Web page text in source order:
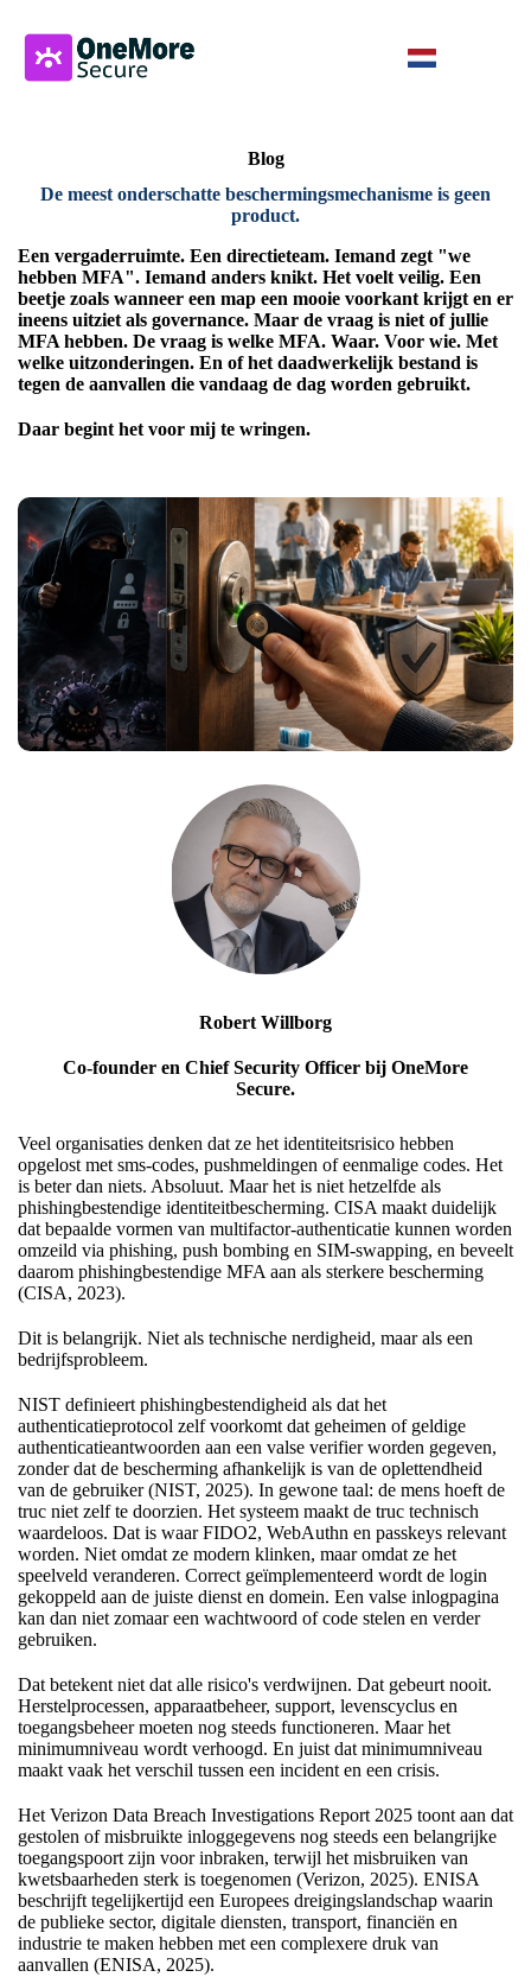
Blog
De meest onderschatte beschermingsmechanisme is geen
product.
Een vergaderruimte. Een directieteam. Iemand zegt "we
hebben MFA". Iemand anders knikt. Het voelt veilig. Een
beetje zoals wanneer een map een mooie voorkant krijgt en er
ineens uitziet als governance. Maar de vraag is niet of jullie
MFA hebben. De vraag is welke MFA. Waar. Voor wie. Met
welke uitzonderingen. En of het daadwerkelijk bestand is
tegen de aanvallen die vandaag de dag worden gebruikt.
Daar begint het voor mij te wringen.
Robert Willborg
Co-founder en Chief Security Officer bij OneMore
Secure.
Veel organisaties denken dat ze het identiteitsrisico hebben
opgelost met sms-codes, pushmeldingen of eenmalige codes. Het
is beter dan niets. Absoluut. Maar het is niet hetzelfde als
phishingbestendige identiteitbescherming. CISA maakt duidelijk
dat bepaalde vormen van multifactor-authenticatie kunnen worden
omzeild via phishing, push bombing en SIM-swapping, en beveelt
daarom phishingbestendige MFA aan als sterkere bescherming
(CISA, 2023).
Dit is belangrijk. Niet als technische nerdigheid, maar als een
bedrijfsprobleem.
NIST definieert phishingbestendigheid als dat het
authenticatieprotocol zelf voorkomt dat geheimen of geldige
authenticatieantwoorden aan een valse verifier worden gegeven,
zonder dat de bescherming afhankelijk is van de oplettendheid
van de gebruiker (NIST, 2025). In gewone taal: de mens hoeft de
truc niet zelf te doorzien. Het systeem maakt de truc technisch
waardeloos. Dat is waar FIDO2, WebAuthn en passkeys relevant
worden. Niet omdat ze modern klinken, maar omdat ze het
speelveld veranderen. Correct geïmplementeerd wordt de login
gekoppeld aan de juiste dienst en domein. Een valse inlogpagina
kan dan niet zomaar een wachtwoord of code stelen en verder
gebruiken.
Dat betekent niet dat alle risico's verdwijnen. Dat gebeurt nooit.
Herstelprocessen, apparaatbeheer, support, levenscyclus en
toegangsbeheer moeten nog steeds functioneren. Maar het
minimumniveau wordt verhoogd. En juist dat minimumniveau
maakt vaak het verschil tussen een incident en een crisis.
Het Verizon Data Breach Investigations Report 2025 toont aan dat
gestolen of misbruikte inloggegevens nog steeds een belangrijke
toegangspoort zijn voor inbraken, terwijl het misbruiken van
kwetsbaarheden sterk is toegenomen (Verizon, 2025). ENISA
beschrijft tegelijkertijd een Europees dreigingslandschap waarin
de publieke sector, digitale diensten, transport, financiën en
industrie te maken hebben met een complexere druk van
aanvallen (ENISA, 2025).